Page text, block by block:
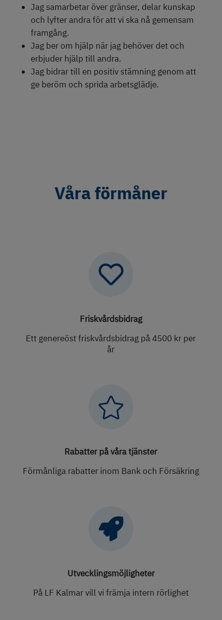
Jag samarbetar över gränser, delar kunskap
och lyfter andra för att vi ska nå gemensam
framgång.
Jag ber om hjälp när jag behöver det och
erbjuder hjälp till andra.
Jag bidrar till en positiv stämning genom att
ge beröm och sprida arbetsglädje.
Våra förmåner

Friskvårdsbidrag
Ett genereöst friskvårdsbidrag på 4500 kr per
år

Rabatter på våra tjänster
Förmånliga rabatter inom Bank och Försäkring

Utvecklingsmöjligheter
På LF Kalmar vill vi främja intern rörlighet